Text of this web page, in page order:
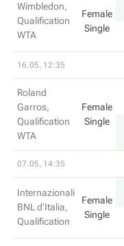
Wimbledon,
Qualification
WTA
Female
Single
16.05, 12:35
Roland
Garros,
Qualification
WTA
Female
Single
07.05, 14:35
Internazionali
BNL d'Italia,
Qualification
Female
Single